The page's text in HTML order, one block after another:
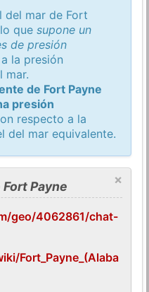
del mar de Fort
quesupone un
de presión
la presión
mar.
de Fort Payne
presión
respecto a la
del mar equivalente.
×
Payne
geo/4062861/chat-
Fort_Payne_(Alaba